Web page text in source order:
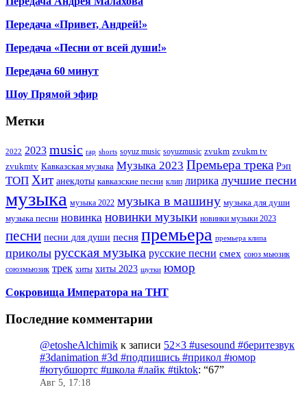
Передача «Привет, Андрей!»
Передача «Песни от всей души!»
Передача 60 минут
Шоу Прямой эфир
Метки
2022 2023 music rap shorts soyuz music soyuzmusic zvukm zvukm tv
zvukmtv Кавказская музыка Музыка 2023 Премьера трека Рэп
ТОП Хит анекдоты кавказские песни клип лирика лучшие песни
музыка музыка 2022 музыка в машину музыка для души
музыка песни новинка новинки музыки новинки музыки 2023
песни песни для души песня премьера премьера клипа
приколы русская музыка русские песни смех союз мьюзик
союзмьюзик трек хиты хиты 2023 шутки юмор
Сокровища Императора на ТНТ
Последние комментарии
@etosheAlchimik к записи 52×3 #usesound #беритезвук
#3danimation #3d #подпишись #прикол #юмор
#ютубшортс #школа #лайк #tiktok: “67”
Авг 5, 17:18